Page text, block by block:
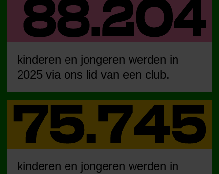
kinderen en jongeren werden in
2025 via ons lid van een club.
kinderen en jongeren werden in